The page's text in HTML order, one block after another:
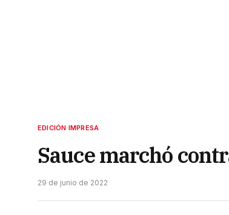
EDICIÓN IMPRESA
Sauce marchó
29 de junio de 2022